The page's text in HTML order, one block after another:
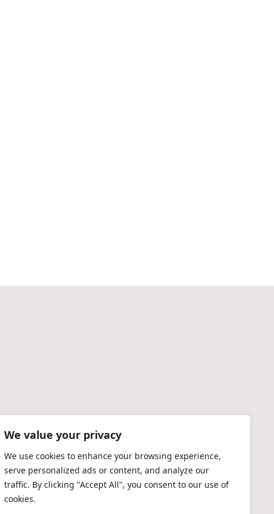
We value your privacy
We use cookies to enhance your browsing experience,
serve personalized ads or content, and analyze our
traffic. By clicking "Accept All", you consent to our use of
cookies.